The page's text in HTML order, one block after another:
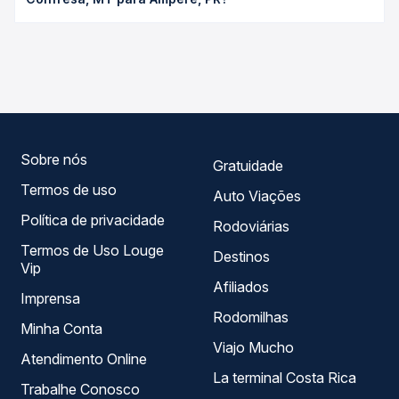
Sobre nós
Termos de uso
Política de privacidade
Termos de Uso Louge
Vip
Imprensa
Minha Conta
Atendimento Online
Trabalhe Conosco
Gratuidade
Auto Viações
Rodoviárias
Destinos
Afiliados
Rodomilhas
Viajo Mucho
La terminal Costa Rica